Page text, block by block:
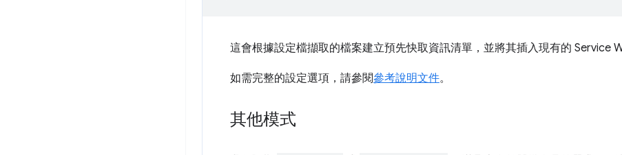
這會根據設定檔擷取的檔案建立預先快取資訊清單，並將其插入現有的 Service
如需完整的設定選項，請參閱參考說明文件。
其他模式